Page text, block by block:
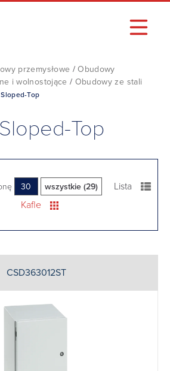
przemysłowe /Obudowy
i wolnostojące / Obudowy ze stali
Top
Top
30 wszystkie (29)
Lista
Kafle
CSD363012ST